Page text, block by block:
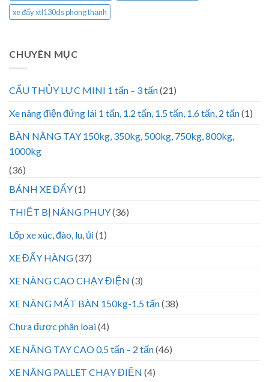
xe đẩy xtl130ds phong thạnh
CHUYÊN MỤC
CẨU THỦY LỰC MINI 1 tấn – 3 tấn(21)
Xe nâng điện đứng lái 1 tấn, 1.2 tấn, 1.5 tấn, 1.6 tấn, 2 tấn(1)
BÀN NÂNG TAY 150kg, 350kg, 500kg, 750kg, 800kg,
1000kg
(36)
BÁNH XE ĐẨY(1)
THIẾT BỊ NÂNG PHUY(36)
Lốp xe xúc, đào, lu, ủi(1)
XE ĐẨY HÀNG(37)
XE NÂNG CAO CHẠY ĐIỆN (3)
XE NÂNG MẶT BÀN 150kg-1.5 tấn(38)
Chưa được phân loại(4)
XE NÂNG TAY CAO 0.5 tấn – 2 tấn(46)
XE NÂNG PALLET CHẠY ĐIỆN (4)